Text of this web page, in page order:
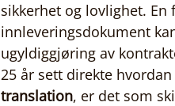
sikkerhet og lovlighet.
innleveringsdokument
ugyldiggjøring av
25 år sett direkte
translation, er det som